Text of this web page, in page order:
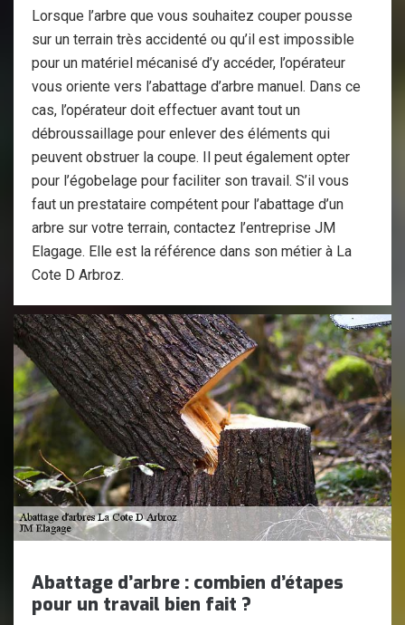
Lorsque l’arbre que vous souhaitez couper pousse
sur un terrain très accidenté ou qu’il est impossible
pour un matériel mécanisé d’y accéder, l’opérateur
vous oriente vers l’abattage d’arbre manuel. Dans ce
cas, l’opérateur doit effectuer avant tout un
débroussaillage pour enlever des éléments qui
peuvent obstruer la coupe. Il peut également opter
pour l’égobelage pour faciliter son travail. S’il vous
faut un prestataire compétent pour l’abattage d’un
arbre sur votre terrain, contactez l’entreprise JM
Elagage. Elle est la référence dans son métier à La
Cote D Arbroz.
Abattage d’arbre : combien d’étapes
pour un travail bien fait ?